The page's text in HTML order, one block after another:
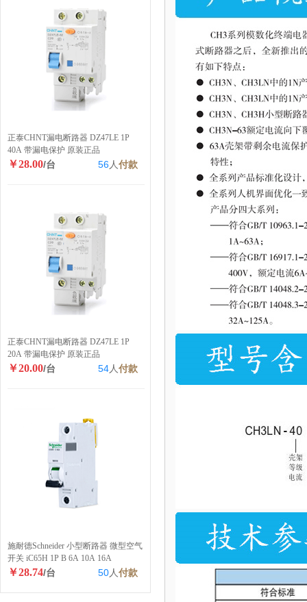
正泰CHNT漏电断路器 DZ47LE 1P
40A 带漏电保护 原装正品
￥28.00/台 56人付款
正泰CHNT漏电断路器 DZ47LE 1P
20A 带漏电保护 原装正品
￥20.00/台 54人付款
施耐德Schneider 小型断路器 微型空气
开关 iC65H 1P B 6A 10A 16A
￥28.74/台 50人付款